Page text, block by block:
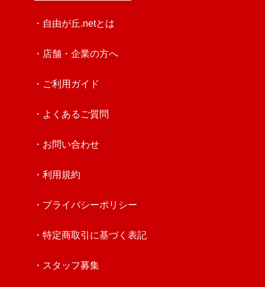
・自由が丘.netとは
・店舗・企業の方へ
・ご利用ガイド
・よくあるご質問
・お問い合わせ
・利用規約
・プライバシーポリシー
・特定商取引に基づく表記
・スタッフ募集